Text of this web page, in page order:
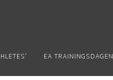
EA TRAININGSDAGEN